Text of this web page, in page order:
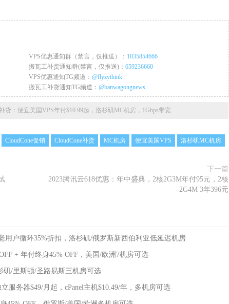
VPS优惠通知群（禁言，仅推送）： 1035854666
搬瓦工补货通知群(禁言，仅推送)： 659236660
VPS优惠通知TG频道： @flyzythink
搬瓦工补货通知TG频道： @banwagongnews
货：便宜美国VPS年付$10.99起，洛杉矶MC机房，1Gbps带宽
CloudCone促销 CloudCone补货 MC机房 便宜美国VPS 洛杉矶MC机房
下一篇
2023腾讯云618优惠：年中盛典，2核2G3M年付95元，2核
2G4M 3年396元
用户循环35%折扣，洛杉矶/俄罗斯新西伯利亚低延迟机房
+ 年付终身45% OFF，美国/欧洲7机房可选
矶/里斯顿/圣路易斯三机房可选
服务器$49/月起，cPanel主机$10.49/年，多机房可选